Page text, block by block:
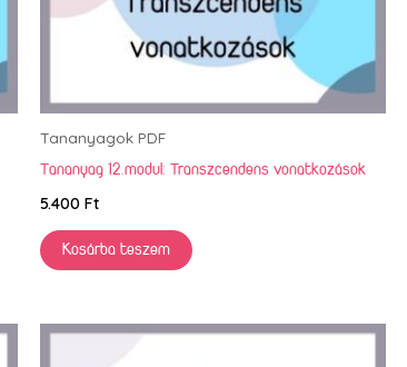
Tananyagok PDF
Tananyag 12.modul: Transzcendens vonatkozások
5.400 Ft
Kosárba teszem